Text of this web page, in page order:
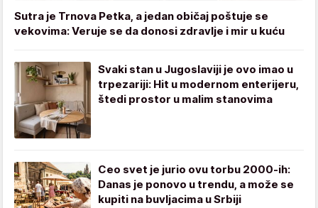
Sutra je Trnova Petka, a jedan običaj poštuje se
vekovima: Veruje se da donosi zdravlje i mir u kuću
Svaki stan u Jugoslaviji je ovo imao u
trpezariji: Hit u modernom enterijeru,
štedi prostor u malim stanovima
Ceo svet je jurio ovu torbu 2000-ih:
Danas je ponovo u trendu, a može se
kupiti na buvljacima u Srbiji